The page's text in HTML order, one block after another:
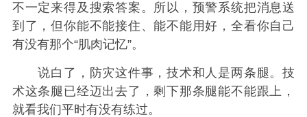
不一定来得及搜索答案。所以，预警系统把消息送
到了，但你能不能接住、能不能用好，全看你自己
有没有那个“肌肉记忆”。
说白了，防灾这件事，技术和人是两条腿。技
术这条腿已经迈出去了，剩下那条腿能不能跟上，
就看我们平时有没有练过。